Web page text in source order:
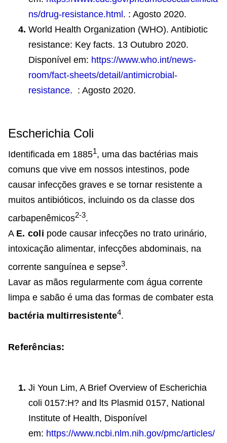
ns/drug-resistance.html . : Agosto 2020.
World Health Organization (WHO). Antibiotic
resistance: Key facts. 13 Outubro 2020.
Disponível em: https://www.who.int/news-
room/fact-sheets/detail/antimicrobial-
resistance. : Agosto 2020.
Escherichia Coli
Identificada em 18851, uma das bactérias mais
comuns que vive em nossos intestinos, pode
causar infecções graves e se tornar resistente a
muitos antibióticos, incluindo os da classe dos
carbapenêmicos2-3.
A E. coli pode causar infecções no trato urinário,
intoxicação alimentar, infecções abdominais, na
corrente sanguínea e sepse3.
Lavar as mãos regularmente com água corrente
limpa e sabão é uma das formas de combater esta
bactéria multirresistente4.
Referências:
Ji Youn Lim, A Brief Overview of Escherichia
coli 0157:H? and lts Plasmid 0157, National
Institute of Health, Disponível
em: https://www.ncbi.nlm.nih.gov/pmc/articles/